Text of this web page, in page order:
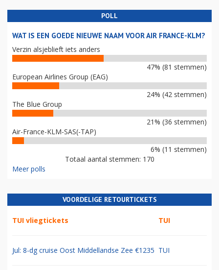
POLL
WAT IS EEN GOEDE NIEUWE NAAM VOOR AIR FRANCE-KLM?
Verzin alsjeblieft iets anders
47% (81 stemmen)
European Airlines Group (EAG)
24% (42 stemmen)
The Blue Group
21% (36 stemmen)
Air-France-KLM-SAS(-TAP)
6% (11 stemmen)
Totaal aantal stemmen: 170
Meer polls
VOORDELIGE RETOURTICKETS
TUI vliegtickets TUI
Jul: 8-dg cruise Oost Middellandse Zee €1235 TUI